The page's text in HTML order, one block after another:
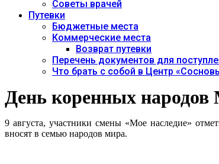
Советы врачей
Путевки
Бюджетные места
Коммерческие места
Возврат путевки
Перечень документов для
Что брать с собой в Центр
День коренных
9 августа, участники смены «Мое наследие»
вносят в семью народов мира.